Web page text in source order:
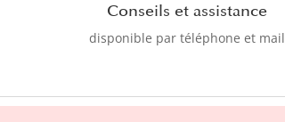
Conseils et assistance
disponible par téléphone et mail